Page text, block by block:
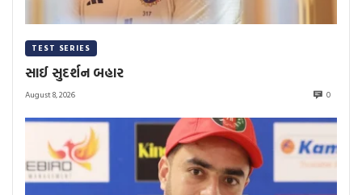
TEST SERIES
સાઈ સુદર્શન બહાર
August 8, 2026 0